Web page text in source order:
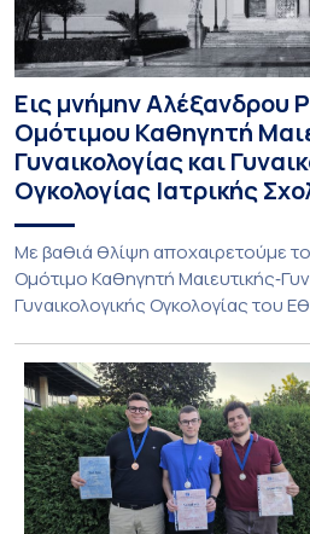
Εις μνήμην Αλέξανδρου
Ομότιμου Καθηγητή
Γυναικολογίας και
Ογκολογίας Ιατρικής
Με βαθιά θλίψη αποχαιρετούμε
Ομότιμο Καθηγητή
Γυναικολογικής Ογκολογίας του
Διευθυντή της Α’ Μαιευτικής και
στο Νοσοκομείο «Αλεξάνδρα». Η
συνεχής και ανοδική μέσα στην
υπηρέτησε από κάθε θέση:
(1997‑2002), Επίκουρος […]